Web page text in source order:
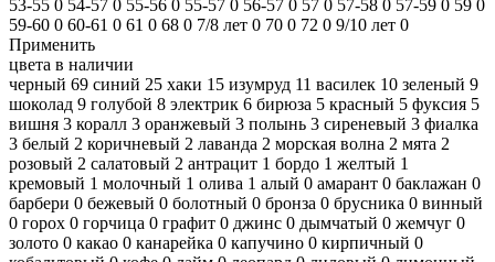
53-55 0 54-57 0 55-56 0 55-57 0 56-57 0 57 0 57-58 0 57-59 0 59 0
59-60 0 60-61 0 61 0 68 0 7/8 лет 0 70 0 72 0 9/10 лет 0
Применить
цвета в наличии
черный 69 синий 25 хаки 15 изумруд 11 василек 10 зеленый 9
шоколад 9 голубой 8 электрик 6 бирюза 5 красный 5 фуксия 5
вишня 3 коралл 3 оранжевый 3 полынь 3 сиреневый 3 фиалка
3 белый 2 коричневый 2 лаванда 2 морская волна 2 мята 2
розовый 2 салатовый 2 антрацит 1 бордо 1 желтый 1
кремовый 1 молочный 1 олива 1 алый 0 амарант 0 баклажан 0
барбери 0 бежевый 0 болотный 0 бронза 0 брусника 0 винный
0 горох 0 горчица 0 графит 0 джинс 0 дымчатый 0 жемчуг 0
золото 0 какао 0 канарейка 0 капучино 0 кирпичный 0